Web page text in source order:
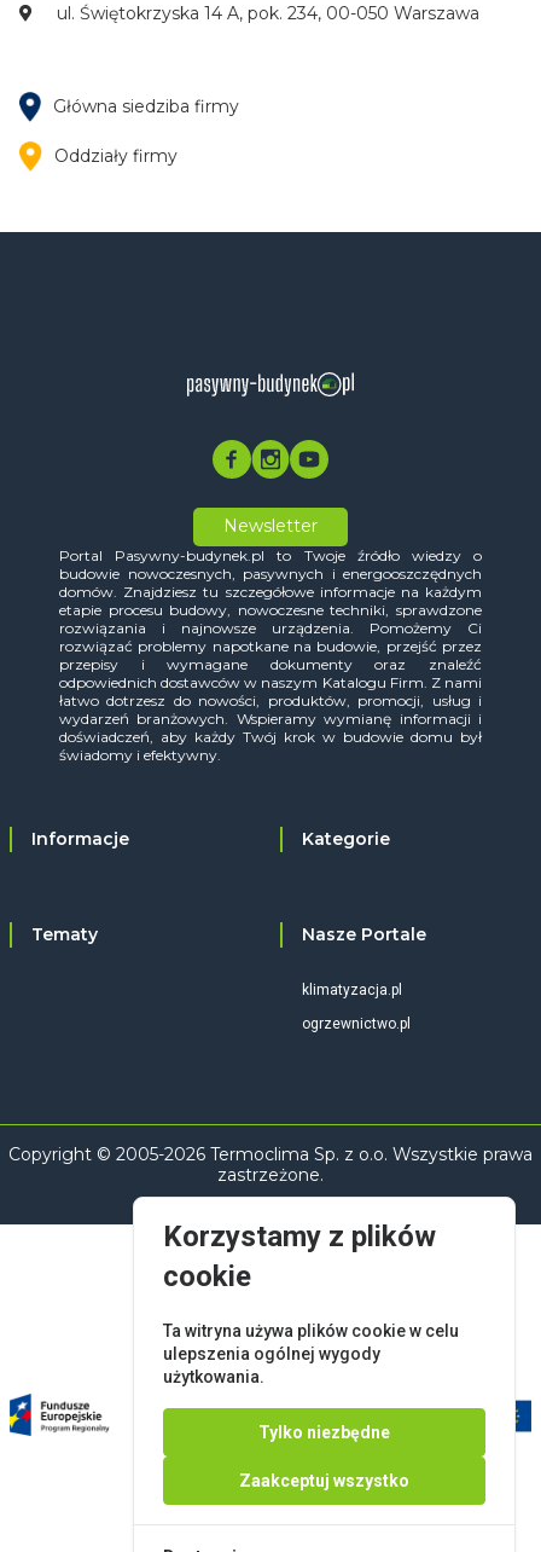
ul. Świętokrzyska 14 A, pok. 234, 00-050 Warszawa
Główna siedziba firmy
Oddziały firmy
Newsletter
Portal Pasywny-budynek.pl to Twoje źródło wiedzy o
budowie nowoczesnych, pasywnych i energooszczędnych
domów. Znajdziesz tu szczegółowe informacje na każdym
etapie procesu budowy, nowoczesne techniki, sprawdzone
rozwiązania i najnowsze urządzenia. Pomożemy Ci
rozwiązać problemy napotkane na budowie, przejść przez
przepisy i wymagane dokumenty oraz znaleźć
odpowiednich dostawców w naszym Katalogu Firm. Z nami
łatwo dotrzesz do nowości, produktów, promocji, usług i
wydarzeń branżowych. Wspieramy wymianę informacji i
doświadczeń, aby każdy Twój krok w budowie domu był
świadomy i efektywny.
Informacje Kategorie
Tematy Nasze Portale
klimatyzacja.pl
ogrzewnictwo.pl
Copyright © 2005-2026 Termoclima Sp. z o.o. Wszystkie prawa
zastrzeżone.
Korzystamy z plików
cookie
Ta witryna używa plików cookie w celu
ulepszenia ogólnej wygody
użytkowania.
Tylko niezbędne
Zaakceptuj wszystko